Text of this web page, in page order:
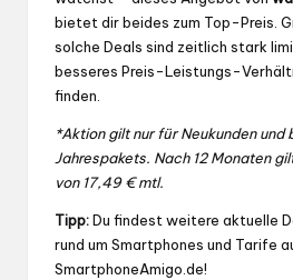
bietet dir beides zum Top-Preis.
solche Deals sind zeitlich stark
besseres Preis-Leistungs-
finden.
*Aktion gilt nur für Neukunden und
Jahrespakets. Nach 12 Monaten
von 17,49 € mtl.
Tipp:Du findest weitere aktuelle
rund um Smartphones und Tarife
SmartphoneAmigo.de!